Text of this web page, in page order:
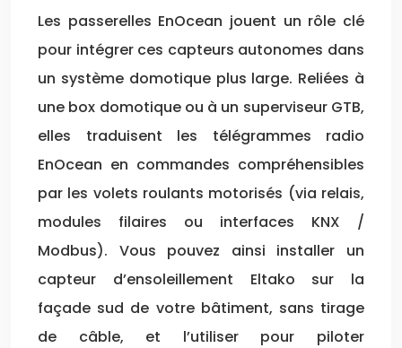
Les passerelles EnOcean jouent un rôle clé
pour intégrer ces capteurs autonomes dans
un système domotique plus large. Reliées à
une box domotique ou à un superviseur GTB,
elles traduisent les télégrammes radio
EnOcean en commandes compréhensibles
par les volets roulants motorisés (via relais,
modules filaires ou interfaces KNX /
Modbus). Vous pouvez ainsi installer un
capteur d’ensoleillement Eltako sur la
façade sud de votre bâtiment, sans tirage
de câble, et l’utiliser pour piloter